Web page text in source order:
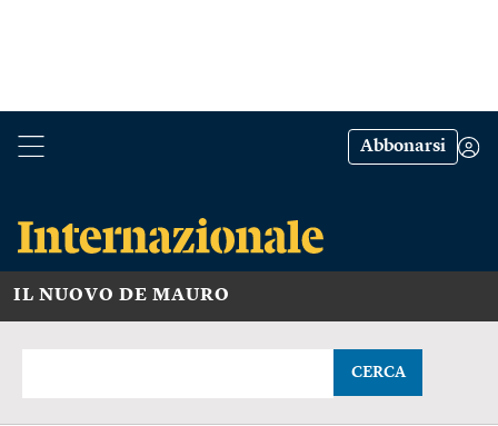
Abbonarsi
IL NUOVO DE MAURO
CERCA